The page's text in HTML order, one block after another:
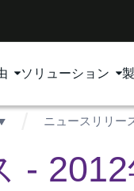
ソリューション
ニュースリリー
- 2012